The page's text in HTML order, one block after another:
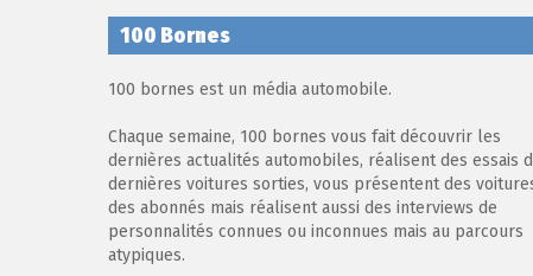
100 Bornes
100 bornes est un média automobile.
Chaque semaine, 100 bornes vous fait découvrir les
dernières actualités automobiles, réalisent des essais
dernières voitures sorties, vous présentent des
des abonnés mais réalisent aussi des interviews de
personnalités connues ou inconnues mais au parcours
atypiques.